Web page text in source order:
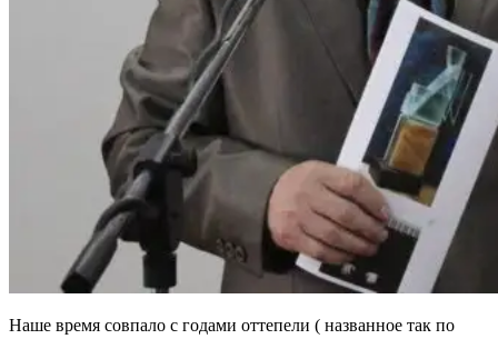
Наше время совпало с годами оттепели ( названное так по